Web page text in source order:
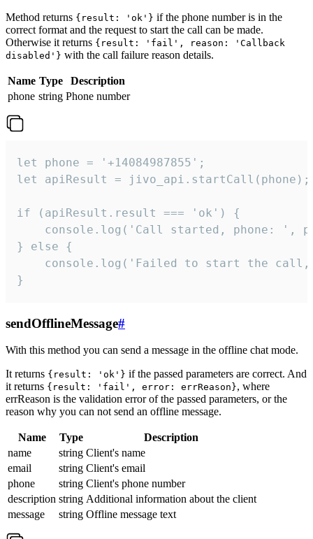
Method returns {result: 'ok'} if the phone number is in the
correct format and the request to start the call can be made.
Otherwise it returns {result: 'fail', reason: 'Callback
disabled'} with the call failure reason details.
Name Type
Description
phone string Phone number
let phone = '+14084987855';
let apiResult = jivo_api.startCall(phone);
if (apiResult.result === 'ok') {
console.log('Call started, phone: ',
} else {
console.log('Failed to start the
}
sendOfflineMessage#
With this method you can send a message in the offline chat mode.
It returns {result: 'ok'} if the passed parameters are correct. And
it returns {result: 'fail', error: errReason}, where
errReason is the validation error of the passed parameters, or the
reason why you can not send an offline message.
Name Type
Description
name
string Client's name
email
string Client's email
phone
string Client's phone number
description string Additional information about the client
message
string Offline message text